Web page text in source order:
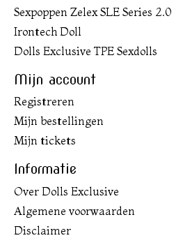
Sexpoppen Zelex SLE Series 2.0
Irontech Doll
Dolls Exclusive TPE Sexdolls
Mijn account
Registreren
Mijn bestellingen
Mijn tickets
Informatie
Over Dolls Exclusive
Algemene voorwaarden
Disclaimer